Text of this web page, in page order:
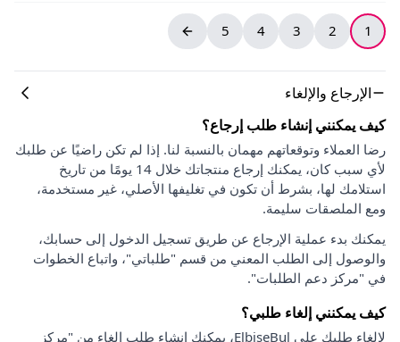
1
2
3
4
5
الإرجاع والإلغاء
كيف يمكنني إنشاء طلب إرجاع؟
رضا العملاء وتوقعاتهم مهمان بالنسبة لنا. إذا لم تكن راضيًا عن طلبك
لأي سبب كان، يمكنك إرجاع منتجاتك خلال 14 يومًا من تاريخ
استلامك لها، بشرط أن تكون في تغليفها الأصلي، غير مستخدمة،
ومع الملصقات سليمة.
يمكنك بدء عملية الإرجاع عن طريق تسجيل الدخول إلى حسابك،
والوصول إلى الطلب المعني من قسم "طلباتي"، واتباع الخطوات
في "مركز دعم الطلبات".
كيف يمكنني إلغاء طلبي؟
لإلغاء طلبك على ElbiseBul، يمكنك إنشاء طلب إلغاء من "مركز